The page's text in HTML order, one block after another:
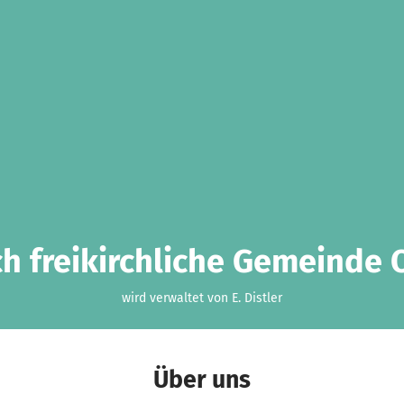
freikirchliche Gemeinde
wird verwaltet von E. Distler
Über uns